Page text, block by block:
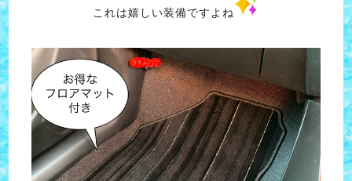
これは嬉しい装備ですよね